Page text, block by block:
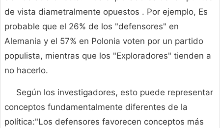
de vista diametralmente opuestos . Por ejemplo, Es
probable que el 26% de los "defensores" en
Alemania y el 57% en Polonia voten por un partido
populista, mientras que los "Exploradores" tienden a
no hacerlo.
Según los investigadores, esto puede representar
conceptos fundamentalmente diferentes de la
política:"Los defensores favorecen conceptos más